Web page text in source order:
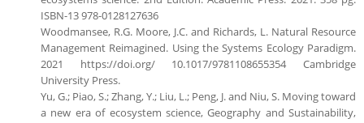
ISBN-13 978-0128127636
Woodmansee, R.G. Moore, J.C. and Richards, L. Natural Resource
Management Reimagined. Using the Systems Ecology Paradigm.
2021 https://doi.org/ 10.1017/9781108655354 Cambridge
University Press.
Yu, G.; Piao, S.; Zhang, Y.; Liu, L.; Peng, J. and Niu, S. Moving toward
a new era of ecosystem science, Geography and Sustainability,